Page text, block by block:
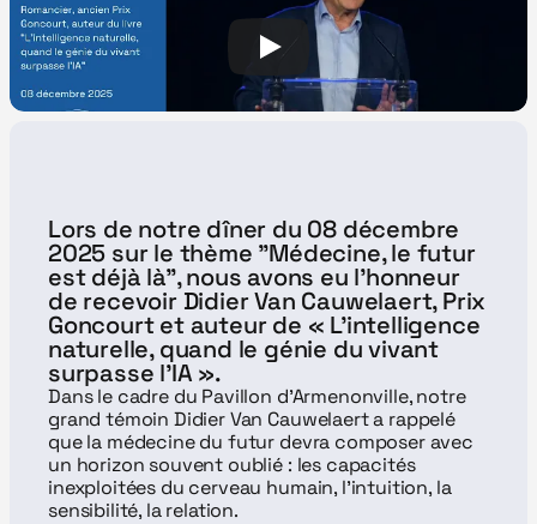
Lors de notre dîner du 08 décembre
2025 sur le thème "Médecine, le futur
est déjà là", nous avons eu l’honneur
de recevoir Didier Van Cauwelaert, Prix
Goncourt et auteur de « L’intelligence
naturelle, quand le génie du vivant
surpasse l’IA ».
Dans le cadre du Pavillon d'Armenonville, notre
grand témoin Didier Van Cauwelaert a rappelé
que la médecine du futur devra composer avec
un horizon souvent oublié : les capacités
inexploitées du cerveau humain, l’intuition, la
sensibilité, la relation.